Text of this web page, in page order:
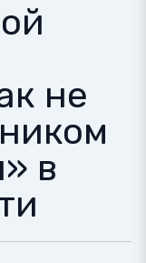
не
в